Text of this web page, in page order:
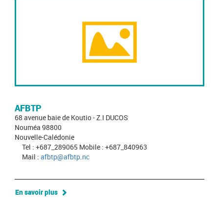
AFBTP
68 avenue baie de Koutio - Z.I DUCOS
Nouméa 98800
Nouvelle-Calédonie
Tel : +687_289065 Mobile : +687_840963
Mail : afbtp@afbtp.nc
En savoir plus